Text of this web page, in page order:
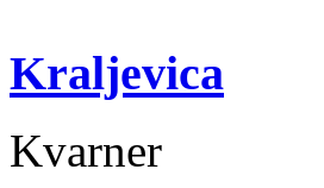
Kraljevica
Kvarner